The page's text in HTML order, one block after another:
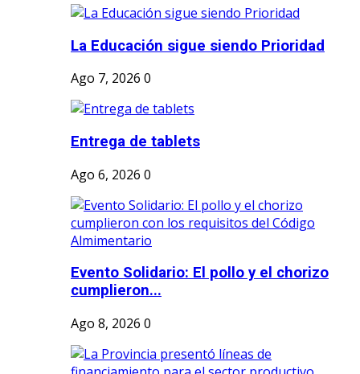
La Educación sigue siendo Prioridad
Ago 7, 2026 0
Entrega de tablets
Ago 6, 2026 0
Evento Solidario: El pollo y el chorizo
cumplieron...
Ago 8, 2026 0